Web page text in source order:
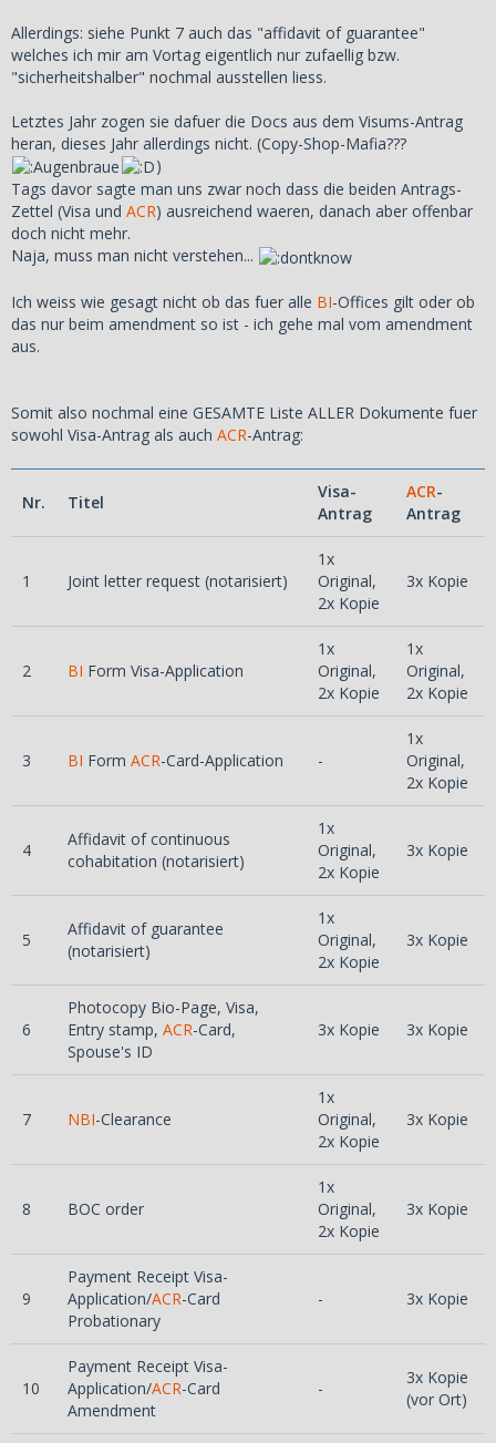
Allerdings: siehe Punkt 7 auch das "affidavit of guarantee"
welches ich mir am Vortag eigentlich nur zufaellig bzw.
"sicherheitshalber" nochmal ausstellen liess.
Letztes Jahr zogen sie dafuer die Docs aus dem Visums-Antrag
heran, dieses Jahr allerdings nicht. (Copy-Shop-Mafia???
)
Tags davor sagte man uns zwar noch dass die beiden Antrags-
Zettel (Visa und ACR) ausreichend waeren, danach aber offenbar
doch nicht mehr.
Naja, muss man nicht verstehen...
Ich weiss wie gesagt nicht ob das fuer alle BI-Offices gilt oder ob
das nur beim amendment so ist - ich gehe mal vom amendment
aus.
Somit also nochmal eine GESAMTE Liste ALLER Dokumente fuer
sowohl Visa-Antrag als auch ACR-Antrag:
Nr. Titel
Visa-
Antrag
ACR-
Antrag
1 Joint letter request (notarisiert)
1x
Original,
2x Kopie
3x Kopie
2 BI Form Visa-Application
1x
Original,
2x Kopie
1x
Original,
2x Kopie
3 BI Form ACR-Card-Application -
1x
Original,
2x Kopie
4
Affidavit of continuous
cohabitation (notarisiert)
1x
Original,
2x Kopie
3x Kopie
5
Affidavit of guarantee
(notarisiert)
1x
Original,
2x Kopie
3x Kopie
6
Photocopy Bio-Page, Visa,
Entry stamp, ACR-Card,
Spouse's ID
3x Kopie 3x Kopie
7 NBI-Clearance
1x
Original,
2x Kopie
3x Kopie
8 BOC order
1x
Original,
2x Kopie
3x Kopie
9
Payment Receipt Visa-
Application/ACR-Card
Probationary
- 3x Kopie
10
Payment Receipt Visa-
Application/ACR-Card
Amendment
-
3x Kopie
(vor Ort)